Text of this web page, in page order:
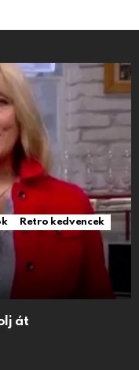
Retro kedvencek
át